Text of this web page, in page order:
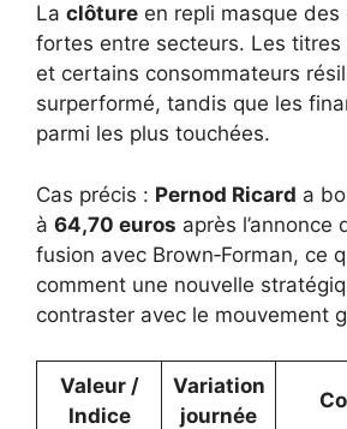
La clôture en repli masque des
fortes entre secteurs. Les titres
et certains consommateurs
surperformé, tandis que les
parmi les plus touchées.
Cas précis : Pernod Ricard a
à 64,70 euros après l’annonce
fusion avec Brown‑Forman, ce
comment une nouvelle
contraster avec le mouvement
Valeur /
Indice
Variation
journée